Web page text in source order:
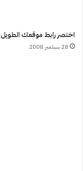
اختصر رابط موقعك الطويل
28 سبتمبر 2008